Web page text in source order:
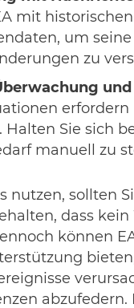
mit historischen
um
zu
Halten Sie sich
manuell zu
nutzen, sollten
dass kein
können
abzufedern.